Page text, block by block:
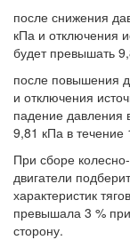
после снижения
кПа и отключения
будет превышать
после повышения
и отключения
падение давления
9,81 кПа в течение
При сборе
двигатели
характеристик
превышала 3 %
сторону.